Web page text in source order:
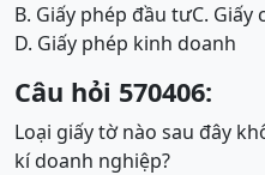
B. Giấy phép đầu tưC.
D. Giấy phép kinh doanh
Câu hỏi 570406:
Loại giấy tờ nào sau đây
kí doanh nghiệp?